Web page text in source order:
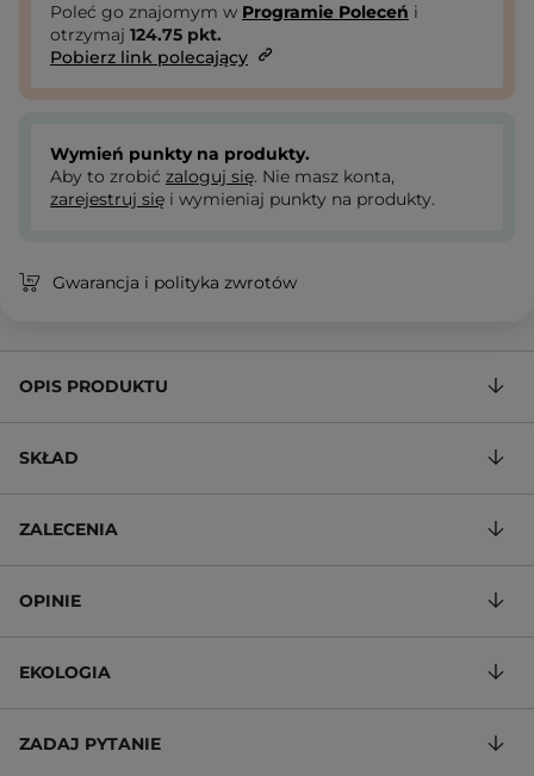
Poleć go znajomym w Programie Poleceń i
otrzymaj 124.75 pkt.
Pobierz link polecający
Wymień punkty na produkty.
Aby to zrobić zaloguj się. Nie masz konta,
zarejestruj się i wymieniaj punkty na produkty.
Gwarancja i polityka zwrotów
OPIS PRODUKTU
SKŁAD
ZALECENIA
OPINIE
EKOLOGIA
ZADAJ PYTANIE